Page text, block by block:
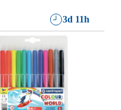
3d 11h